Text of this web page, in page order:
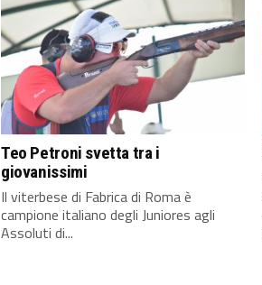
Teo Petroni svetta tra i
giovanissimi
Il viterbese di Fabrica di Roma è
campione italiano degli Juniores agli
Assoluti di...